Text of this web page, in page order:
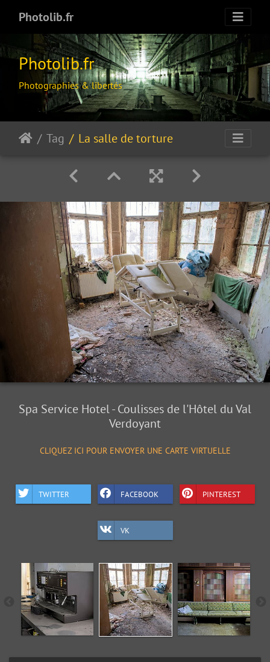
Photolib.fr
Photolib.fr
Photographies & libertés
Tag La salle de torture
Spa Service Hotel - Coulisses de l'Hôtel du Val
Verdoyant
CLIQUEZ ICI POUR ENVOYER UNE CARTE VIRTUELLE
TWITTER FACEBOOK PINTEREST
VK